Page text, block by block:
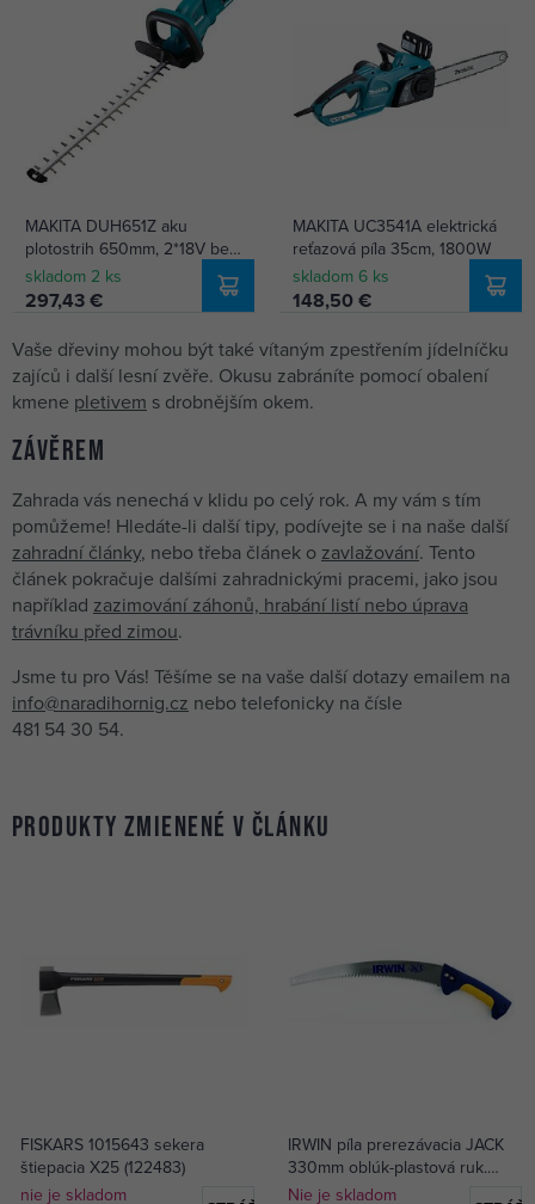
MAKITA DUH651Z aku
plotostrih 650mm, 2*18V bez
batérie
skladom 2 ks
297,43 €
MAKITA UC3541A elektrická
reťazová píla 35cm, 1800W
skladom 6 ks
148,50 €
Vaše dřeviny mohou být také vítaným zpestřením jídelníčku
zajíců i další lesní zvěře. Okusu zabráníte pomocí obalení
kmene pletivem s drobnějším okem.
Závěrem
Zahrada vás nenechá v klidu po celý rok. A my vám s tím
pomůžeme! Hledáte-li další tipy, podívejte se i na naše další
zahradní články, nebo třeba článek o zavlažování. Tento
článek pokračuje dalšími zahradnickými pracemi, jako jsou
například zazimování záhonů, hrabání listí nebo úprava
trávníku před zimou.
Jsme tu pro Vás! Těšíme se na vaše další dotazy emailem na
info@naradihornig.cz nebo telefonicky na čísle
481 54 30 54.
Produkty zmienené v článku
FISKARS 1015643 sekera
štiepacia X25 (122483)
nie je skladom
IRWIN píla prerezávacia JACK
330mm oblúk-plastová ruk.
NA2072330
Nie je skladom